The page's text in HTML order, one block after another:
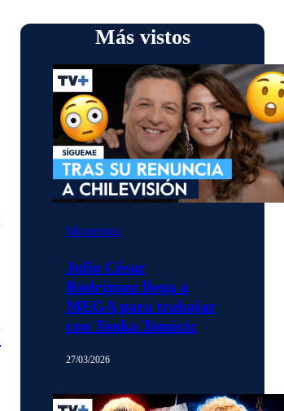
Más vistos
Momentos
Julio César
Rodríguez llega a
MEGA para trabajar
con Tonka Tomicic
27/03/2026